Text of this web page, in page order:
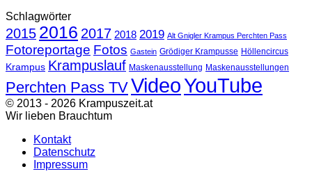
Schlagwörter
2015 2016 2017 2018 2019 Alt Gnigler Krampus Perchten Pass
Fotoreportage Fotos Gastein Grödiger Krampusse Höllencircus
Krampus Krampuslauf Maskenausstellung Maskenausstellungen
Perchten Pass TVVideoYouTube
© 2013 - 2026 Krampuszeit.at
Wir lieben Brauchtum
Kontakt
Datenschutz
Impressum